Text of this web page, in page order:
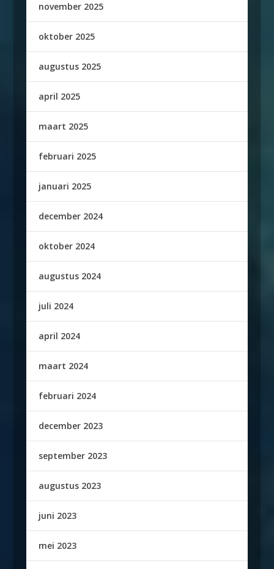
november 2025
oktober 2025
augustus 2025
april 2025
maart 2025
februari 2025
januari 2025
december 2024
oktober 2024
augustus 2024
juli 2024
april 2024
maart 2024
februari 2024
december 2023
september 2023
augustus 2023
juni 2023
mei 2023